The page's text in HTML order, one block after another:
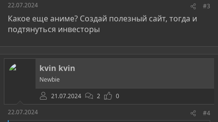
22.07.2024
#3
Какое еще аниме? Создай полезный сайт, тогда и
подтянуться инвесторы
kvin kvin
Newbie
21.07.2024
2
0
22.07.2024
#4